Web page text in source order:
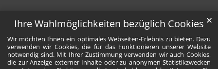
Ihre Wahlmöglichkeiten bezüglich Cookies
Wir möchten Ihnen ein optimales Webseiten-Erlebnis zu bieten. Dazu
verwenden wir Cookies, die für das Funktionieren unserer Website
notwendig sind. Mit Ihrer Zustimmung verwenden wir auch Cookies,
die zur Anzeige externer Inhalte oder zu anonymen Statistikzwecken
✕